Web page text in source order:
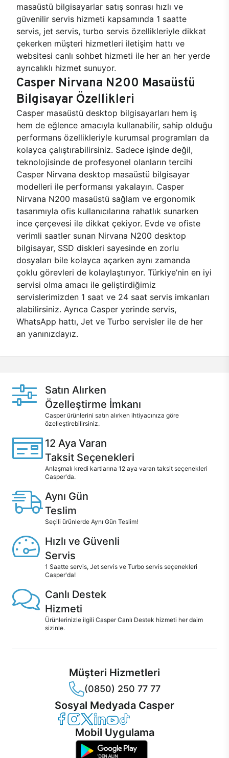
masaüstü bilgisayarlar satış sonrası hızlı ve
güvenilir servis hizmeti kapsamında 1 saatte
servis, jet servis, turbo servis özellikleriyle dikkat
çekerken müşteri hizmetleri iletişim hattı ve
websitesi canlı sohbet hizmeti ile her an her yerde
ayrıcalıklı hizmet sunuyor.
Casper Nirvana N200 Masaüstü
Bilgisayar Özellikleri
Casper masaüstü desktop bilgisayarları hem iş
hem de eğlence amacıyla kullanabilir, sahip olduğu
performans özellikleriyle kurumsal programları da
kolayca çalıştırabilirsiniz. Sadece işinde değil,
teknolojisinde de profesyonel olanların tercihi
Casper Nirvana desktop masaüstü bilgisayar
modelleri ile performansı yakalayın. Casper
Nirvana N200 masaüstü sağlam ve ergonomik
tasarımıyla ofis kullanıcılarına rahatlık sunarken
ince çerçevesi ile dikkat çekiyor. Evde ve ofiste
verimli saatler sunan Nirvana N200 desktop
bilgisayar, SSD diskleri sayesinde en zorlu
dosyaları bile kolayca açarken aynı zamanda
çoklu görevleri de kolaylaştırıyor. Türkiye’nin en iyi
servisi olma amacı ile geliştirdiğimiz
servislerimizden 1 saat ve 24 saat servis imkanları
alabilirsiniz. Ayrıca Casper yerinde servis,
WhatsApp hattı, Jet ve Turbo servisler ile de her
an yanınızdayız.
Satın Alırken
Özelleştirme İmkanı
Casper ürünlerini satın alırken ihtiyacınıza göre
özelleştirebilirsiniz.
12 Aya Varan
Taksit Seçenekleri
Anlaşmalı kredi kartlarına 12 aya varan taksit seçenekleri
Casper'da.
Aynı Gün
Teslim
Seçili ürünlerde Aynı Gün Teslim!
Hızlı ve Güvenli
Servis
1 Saatte servis, Jet servis ve Turbo servis seçenekleri
Casper'da!
Canlı Destek
Hizmeti
Ürünlerinizle ilgili Casper Canlı Destek hizmeti her daim
sizinle.
Müşteri Hizmetleri
(0850) 250 77 77
Sosyal Medyada Casper
Casper Facebook
Casper Instagram
Casper Twitter
Casper LinkedIn
Casper YouTube
Casper TikTok
Mobil Uygulama